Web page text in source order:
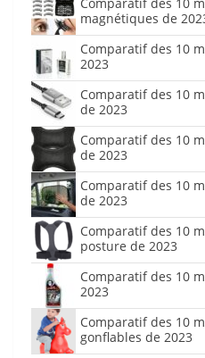
magnétiques de
Comparatif des 10
2023
Comparatif des 10
de 2023
Comparatif des 10
de 2023
Comparatif des 10
de 2023
Comparatif des 10
posture de 2023
Comparatif des 10
2023
Comparatif des 10
gonflables de 2023